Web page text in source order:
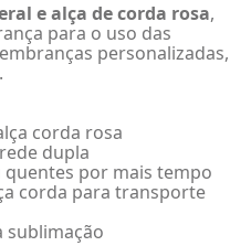
e alça de corda rosa,
para o uso das
personalizadas,
corda rosa
dupla
quentes por mais tempo
corda para transporte
sublimação